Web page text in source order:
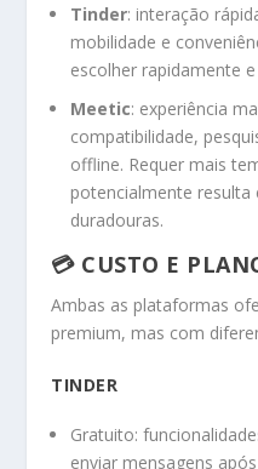
Tinder: interação
mobilidade e
escolher rapidamente
Meetic: experiência
compatibilidade,
offline. Requer mais
potencialmente resulta
duradouras.
💳 CUSTO E
Ambas as plataformas
premium, mas com
TINDER
Gratuito:
enviar mensagens